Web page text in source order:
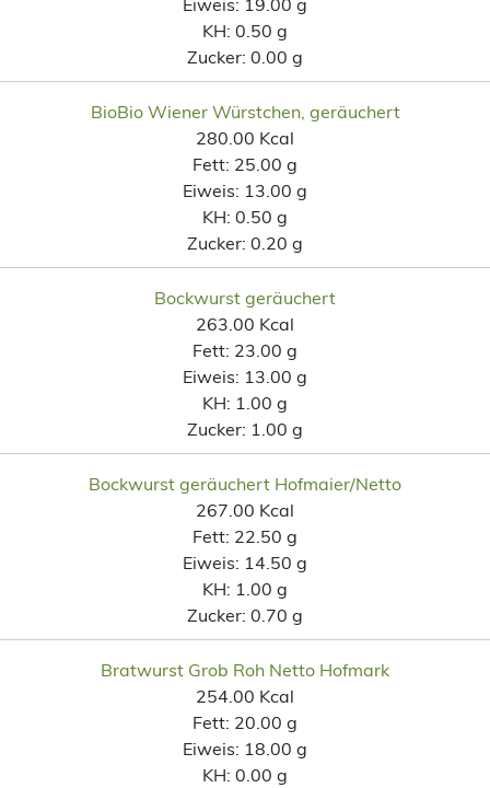
KH: 0.50 g
Zucker: 0.00 g
BioBio Wiener Würstchen, geräuchert
280.00 Kcal
Fett: 25.00 g
Eiweis: 13.00 g
KH: 0.50 g
Zucker: 0.20 g
Bockwurst geräuchert
263.00 Kcal
Fett: 23.00 g
Eiweis: 13.00 g
KH: 1.00 g
Zucker: 1.00 g
Bockwurst geräuchert Hofmaier/Netto
267.00 Kcal
Fett: 22.50 g
Eiweis: 14.50 g
KH: 1.00 g
Zucker: 0.70 g
Bratwurst Grob Roh Netto Hofmark
254.00 Kcal
Fett: 20.00 g
Eiweis: 18.00 g
KH: 0.00 g